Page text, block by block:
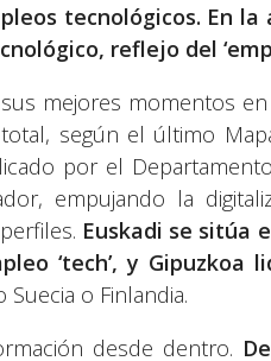
tecnológicos. En
reflejo del
mejores momentos
según el último
por el
empujando la
Euskadi se sitúa
‘tech’, y
o Finlandia.
desde dentro.